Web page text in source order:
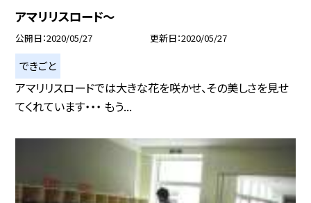
アマリリスロード〜
公開日 2020/05/27 更新日 2020/05/27
できごと
アマリリスロードでは大きな花を咲かせ、その美しさを見せ
てくれています・・・ もう...